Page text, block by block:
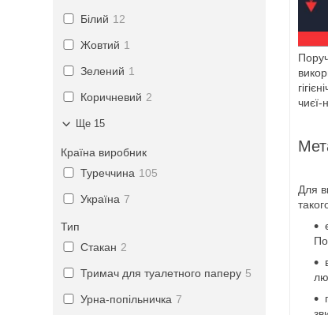
чиєї-
Для
Білий 12
Жовтий 1
Зелений 1
Коричневий 2
Ще 15
Країна виробник
Туреччина 105
Україна 7
Тип
Стакан 2
Тримач для туалетного паперу 5
Урна-попільничка 7